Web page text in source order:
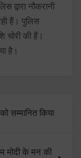
नौकरानी
हैं। पुलिस
चोरी की हैं।
है।
सम्मानित किया
मोदी के मन की